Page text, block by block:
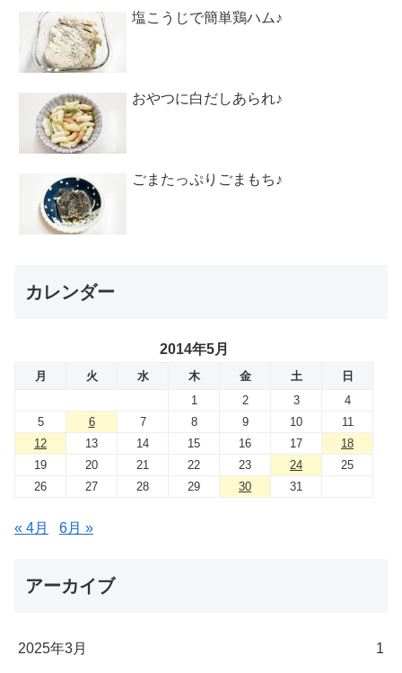
塩こうじで簡単鶏ハム♪
おやつに白だしあられ♪
ごまたっぷりごまもち♪
カレンダー
2014年5月
月 火 水 木 金 土
日
1
2 3
4
5
6 7 8 9 10
11
12
13 14 15 16 17
18
19
20 21 22 23 24
25
26
27 28 29 30 31
« 4月 6月 »
アーカイブ
2025年3月 1